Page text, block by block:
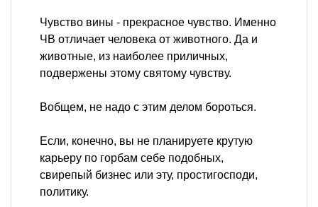
Чувство вины - прекрасное чувство. Именно
ЧВ отличает человека от животного. Да и
животные, из наиболее приличных,
подвержены этому святому чувству.
Вобщем, не надо с этим делом бороться.
Если, конечно, вы не планируете крутую
карьеру по горбам себе подобных,
свирепый бизнес или эту, простигосподи,
политику.